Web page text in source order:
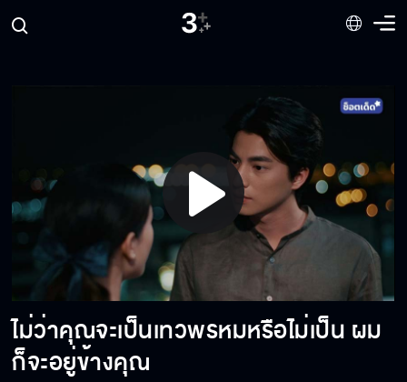
Play
Video
ไม่ว่าคุณจะเป็นเทวพรหมหรือไม่เป็น ผม
ก็จะอยู่ข้างคุณ
คุณจะมีผมอยู่ในทุกช่วงเวลาของชีวิต จนถึง